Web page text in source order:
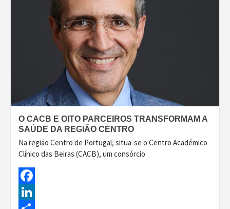
O CACB E OITO PARCEIROS TRANSFORMAM A
SAÚDE DA REGIÃO CENTRO
Na região Centro de Portugal, situa-se o Centro Académico
Clínico das Beiras (CACB), um consórcio
Facebook